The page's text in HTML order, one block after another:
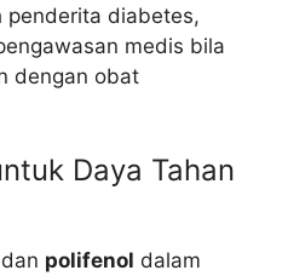
penderita diabetes,
medis bila
dengan obat
Daya Tahan
dan polifenol dalam